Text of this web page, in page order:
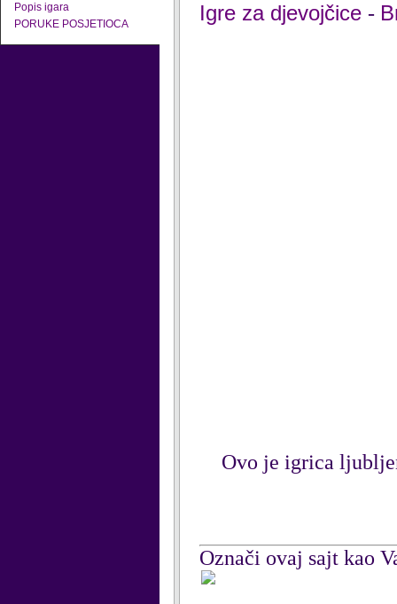
Popis igara
PORUKE POSJETIOCA
Igre za djevojčice -
Ovo je igrica
Označi ovaj sajt kao